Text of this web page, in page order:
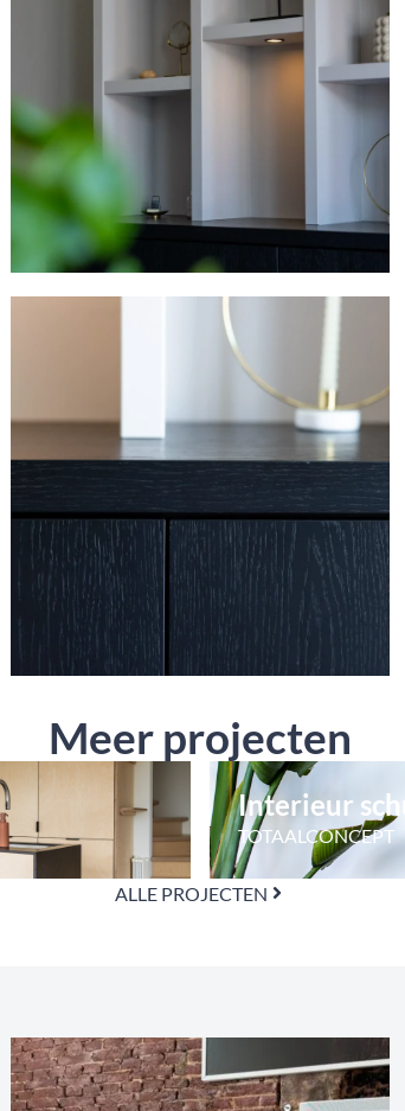
Meer projecten
Interieur
TOTAALCONCEPT
ALLE PROJECTEN